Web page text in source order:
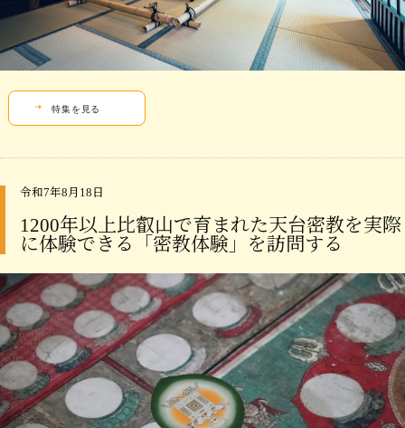
特集を見る
令和7年8月18日
1200年以上比叡山で育まれた天台密教を実際
に体験できる「密教体験」を訪問する